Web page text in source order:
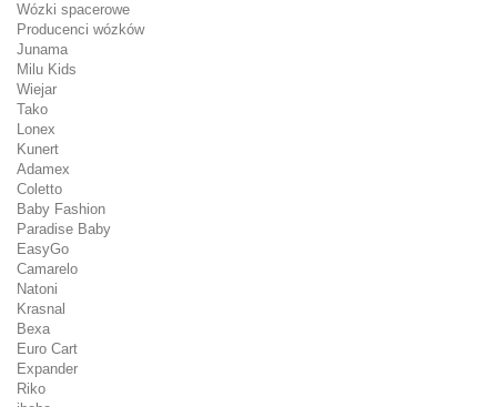
Wózki spacerowe
Producenci wózków
Junama
Milu Kids
Wiejar
Tako
Lonex
Kunert
Adamex
Coletto
Baby Fashion
Paradise Baby
EasyGo
Camarelo
Natoni
Krasnal
Bexa
Euro Cart
Expander
Riko